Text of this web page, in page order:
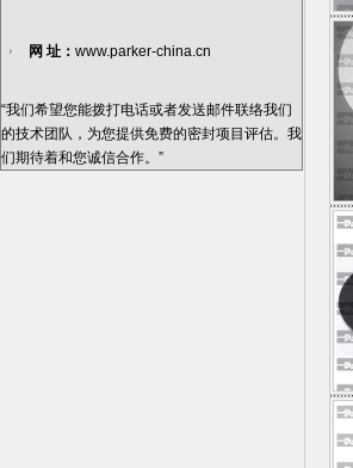
网 址： www.parker-china.cn
“我们希望您能拨打电话或者发送邮件联络我们
的技术团队，为您提供免费的密封项目评估。我
们期待着和您诚信合作。”